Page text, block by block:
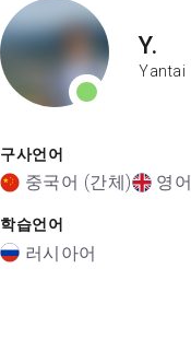
Y.
Yantai
구사언어
중국어 (간체) 영어
학습언어
러시아어